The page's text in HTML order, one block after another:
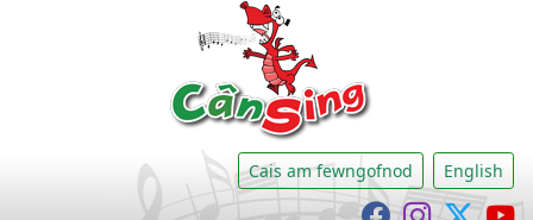
CânSing Cais am fewngofnod English
CânsingCânsing